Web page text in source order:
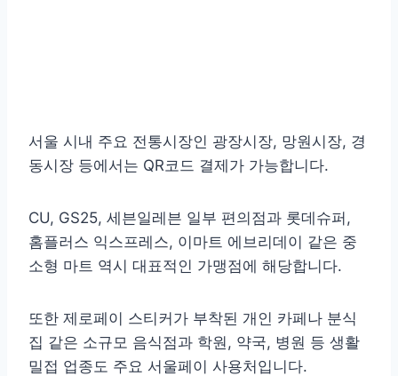
서울 시내 주요 전통시장인 광장시장, 망원시장, 경
동시장 등에서는 QR코드 결제가 가능합니다.
CU, GS25, 세븐일레븐 ​일부 편의점과 롯데슈퍼,
홈플러스 익스프레스, 이마트 에브리데이 같은 중
소형 마트 역시 대표적인 가맹점에 해당합니다.
또한 제로페이 스티커가 부착된 개인 카페나 분식
집 같은 소규모 음식점과 학원, 약국, 병원 등 생활
밀접 업종도 주요 서울페이 사용처입니다.